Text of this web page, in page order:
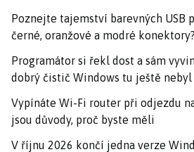
Poznejte tajemství barevných USB
černé, oranžové a modré konektory?
Programátor si řekl dost a sám
dobrý čistič Windows tu ještě nebyl
Vypínáte Wi-Fi router při odjezdu
jsou důvody, proč byste měli
V říjnu 2026 končí jedna verze